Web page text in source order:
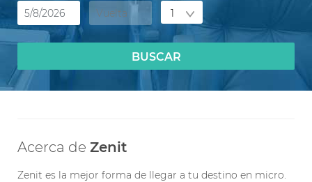
BUSCAR
Acerca de Zenit
Zenit es la mejor forma de llegar a tu destino en micro.